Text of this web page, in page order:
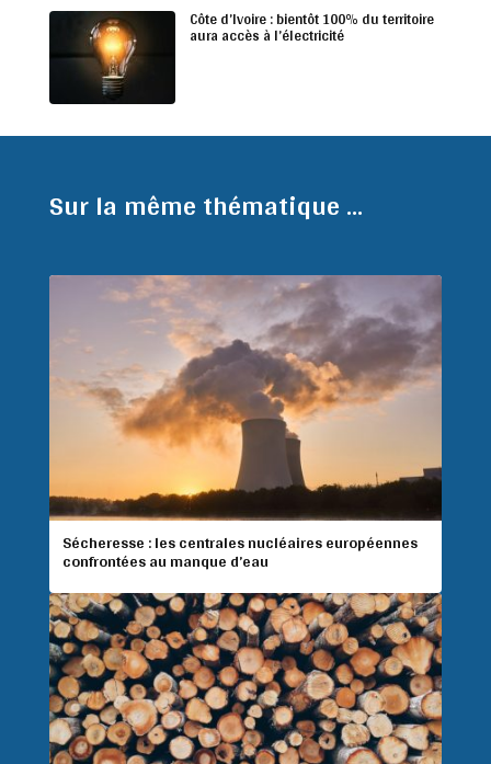
Côte d’Ivoire : bientôt 100% du territoire
aura accès à l’électricité
Sur la même thématique ...
Sécheresse : les centrales nucléaires européennes
confrontées au manque d’eau